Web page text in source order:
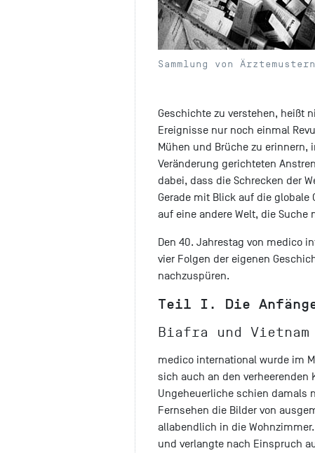
Sammlung von
Geschichte zu verstehen, heißt
Ereignisse nur noch einmal
Mühen und Brüche zu
Veränderung gerichteten
dabei, dass die Schrecken der
Gerade mit Blick auf die
auf eine andere Welt, die
Den 40. Jahrestag von medico
vier Folgen der eigenen
nachzuspüren.
Teil I. Die
Biafra und Vietnam
medico international wurde im
sich auch an den verheerenden
Ungeheuerliche schien damals
Fernsehen die Bilder von
allabendlich in die
und verlangte nach Einspruch